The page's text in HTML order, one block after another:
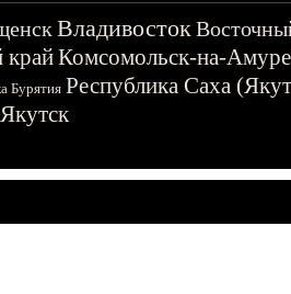
Владивосток
крайКомсомольск-на-Амуре
Бурятия Республика Саха
Якутск